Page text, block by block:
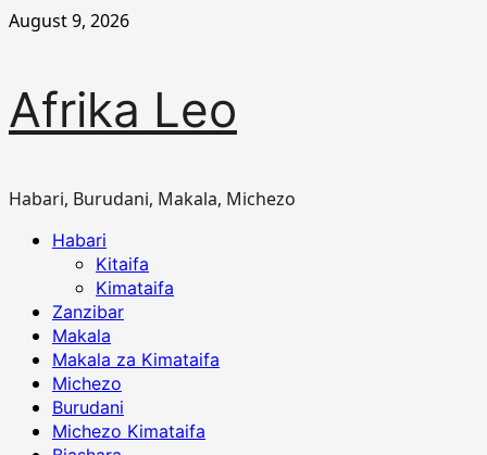
Skip
August 9, 2026
Afrika Leo
Habari, Burudani, Makala, Michezo
PrimaryHabari
Kitaifa
Kimataifa
Zanzibar
Makala
Makala za Kimataifa
Michezo
Burudani
Michezo Kimataifa